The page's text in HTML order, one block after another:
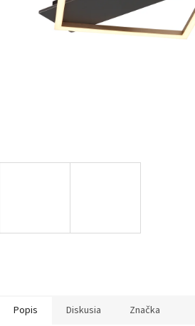
Popis Diskusia Značka